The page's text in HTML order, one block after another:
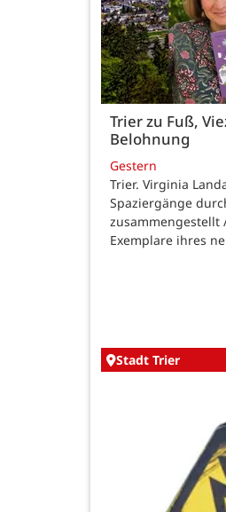
Trier zu Fuß,
Belohnung
Gestern
Trier. Virginia
Spaziergänge
zusammengestellt
Exemplare ihres
Stadt Trier